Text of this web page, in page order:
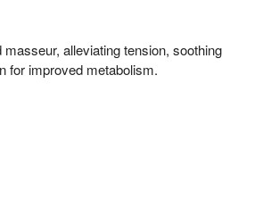
alleviating tension, soothing
for improved metabolism.